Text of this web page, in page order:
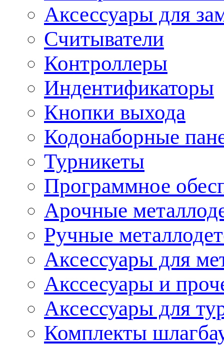
Аксессуары для
Считыватели
Контроллеры
Индентификаторы
Кнопки выхода
Кодонаборные
Турникеты
Программное
Арочные
Ручные
Аксессуары для
Акссесуары и
Аксессуары для
Комплекты